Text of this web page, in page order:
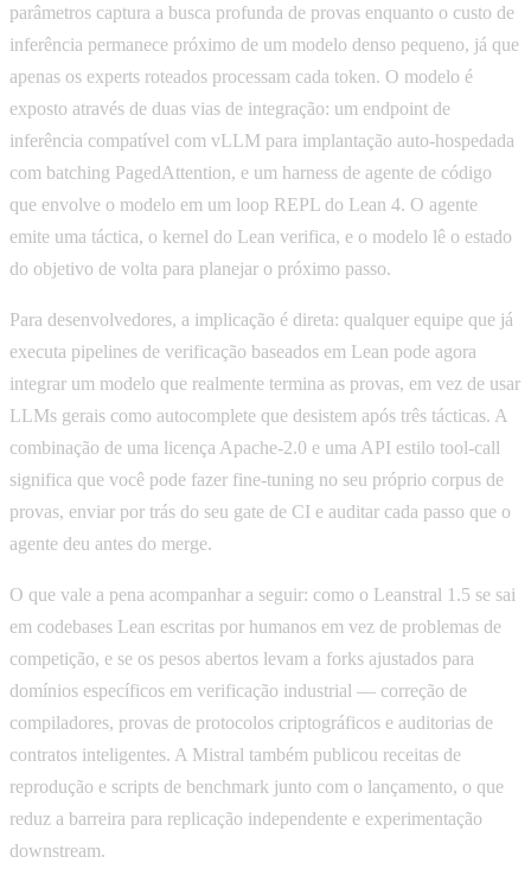
parâmetros captura a busca profunda de provas enquanto o custo de
inferência permanece próximo de um modelo denso pequeno, já que
apenas os experts roteados processam cada token. O modelo é
exposto através de duas vias de integração: um endpoint de
inferência compatível com vLLM para implantação auto-hospedada
com batching PagedAttention, e um harness de agente de código
que envolve o modelo em um loop REPL do Lean 4. O agente
emite uma táctica, o kernel do Lean verifica, e o modelo lê o estado
do objetivo de volta para planejar o próximo passo.
Para desenvolvedores, a implicação é direta: qualquer equipe que já
executa pipelines de verificação baseados em Lean pode agora
integrar um modelo que realmente termina as provas, em vez de usar
LLMs gerais como autocomplete que desistem após três tácticas. A
combinação de uma licença Apache-2.0 e uma API estilo tool-call
significa que você pode fazer fine-tuning no seu próprio corpus de
provas, enviar por trás do seu gate de CI e auditar cada passo que o
agente deu antes do merge.
O que vale a pena acompanhar a seguir: como o Leanstral 1.5 se sai
em codebases Lean escritas por humanos em vez de problemas de
competição, e se os pesos abertos levam a forks ajustados para
domínios específicos em verificação industrial — correção de
compiladores, provas de protocolos criptográficos e auditorias de
contratos inteligentes. A Mistral também publicou receitas de
reprodução e scripts de benchmark junto com o lançamento, o que
reduz a barreira para replicação independente e experimentação
downstream.